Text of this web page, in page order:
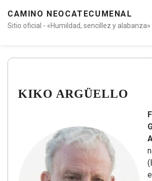
CAMINO NEOCATECUMENAL
Sitio oficial - «Humildad, sencillez y alabanza»
KIKO ARGÜELLO